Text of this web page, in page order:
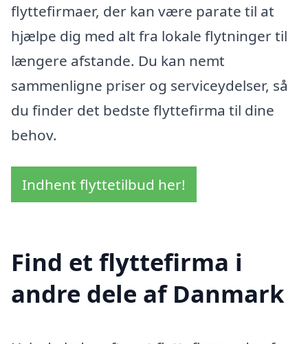
flyttefirmaer, der kan være parate til at
hjælpe dig med alt fra lokale flytninger til
længere afstande. Du kan nemt
sammenligne priser og serviceydelser, så
du finder det bedste flyttefirma til dine
behov.
Indhent flyttetilbud her!
Find et flyttefirma i
andre dele af Danmark